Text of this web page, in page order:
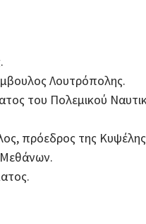
Λουτρόπολης.
του Πολεμικού
πρόεδρος της Κυψέλης